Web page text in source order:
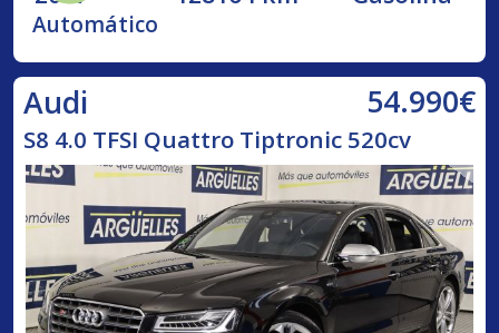
Automático
Audi 54.990€
S8 4.0 TFSI Quattro Tiptronic 520cv